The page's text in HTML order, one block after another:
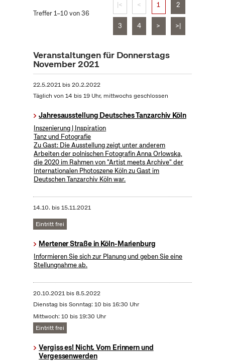
Treffer 1–10 von 36
|< < 1 2
3 4 > >|
Veranstaltungen für Donnerstags
November 2021
22.5.2021bis20.2.2022
Täglich von 14 bis 19 Uhr, mittwochs geschlossen
Jahresausstellung Deutsches Tanzarchiv Köln
Inszenierung | Inspiration
Tanz und Fotografie
Zu Gast: Die Ausstellung zeigt unter anderem
Arbeiten der polnischen Fotografin Anna Orlowska,
die 2020 im Rahmen von "Artist meets Archive" der
Internationalen Photoszene Köln zu Gast im
Deutschen Tanzarchiv Köln war.
14.10. bis15.11.2021
Eintritt frei
Mertener Straße in Köln-Marienburg
Informieren Sie sich zur Planung und geben Sie eine
Stellungnahme ab.
20.10.2021bis8.5.2022
Dienstag bis Sonntag: 10 bis 16:30 Uhr
Mittwoch: 10 bis 19:30 Uhr
Eintritt frei
Vergiss es! Nicht. Vom Erinnern und
Vergessenwerden